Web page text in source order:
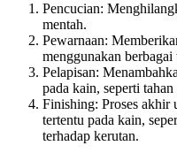
Pencucian:
mentah.
Pewarnaan:
menggunakan
Pelapisan:
pada kain, seperti
Finishing: Proses akhir
tertentu pada kain,
terhadap kerutan.